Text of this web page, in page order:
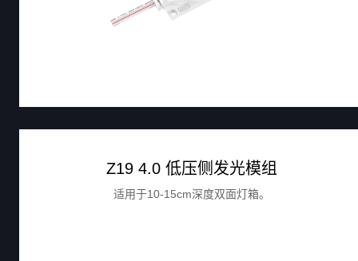
Z19 4.0 低压侧发光模组
适用于10-15cm深度双面灯箱。